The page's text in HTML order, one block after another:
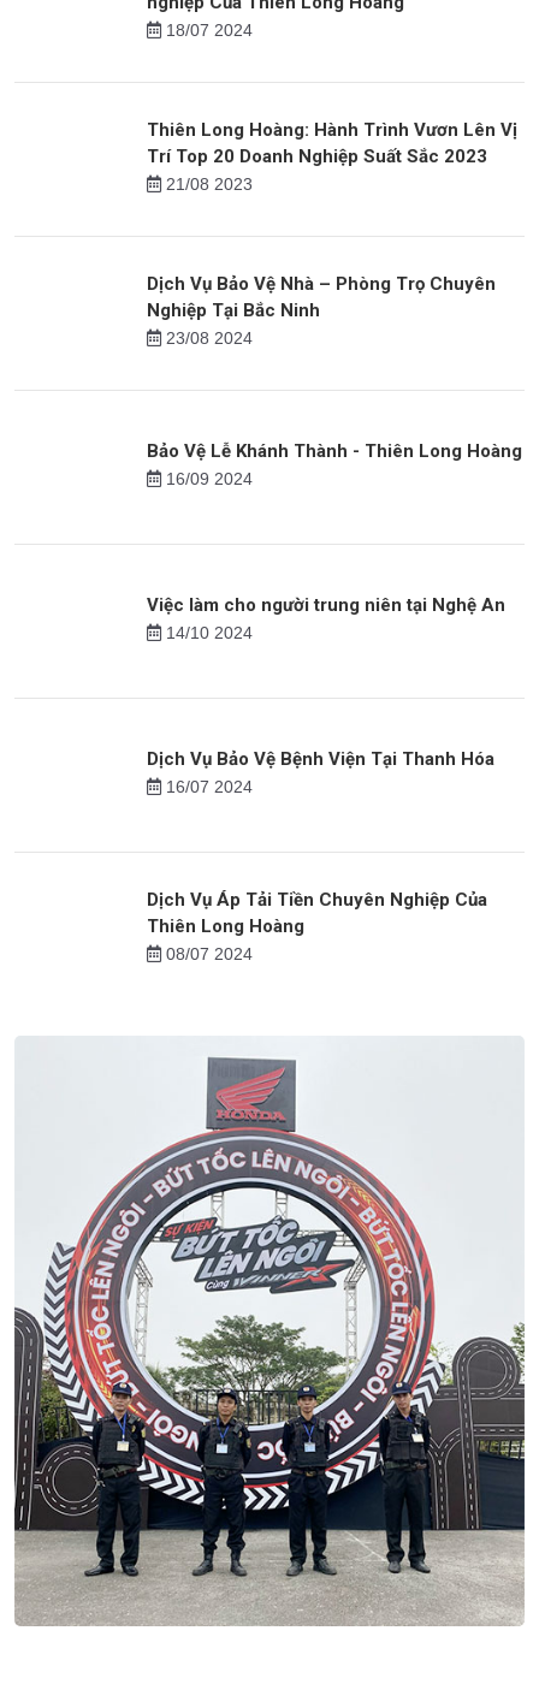
18/07 2024
Thiên Long Hoàng: Hành Trình Vươn Lên Vị
Trí Top 20 Doanh Nghiệp Suất Sắc 2023
21/08 2023
Dịch Vụ Bảo Vệ Nhà – Phòng Trọ Chuyên
Nghiệp Tại Bắc Ninh
23/08 2024
Bảo Vệ Lễ Khánh Thành - Thiên Long Hoàng
16/09 2024
Việc làm cho người trung niên tại Nghệ An
14/10 2024
Dịch Vụ Bảo Vệ Bệnh Viện Tại Thanh Hóa
16/07 2024
Dịch Vụ Áp Tải Tiền Chuyên Nghiệp Của
Thiên Long Hoàng
08/07 2024